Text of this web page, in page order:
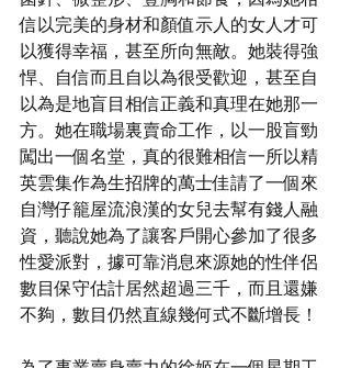
信以完美的身材和顏值示人的女人才可
以獲得幸福，甚至所向無敵。她裝得強
悍、自信而且自以為很受歡迎，甚至自
以為是地盲目相信正義和真理在她那一
方。她在職場裏賣命工作，以一股盲勁
闖出一個名堂，真的很難相信一所以精
英雲集作為生招牌的萬士佳請了一個來
自灣仔籠屋流浪漢的女兒去幫有錢人融
資，聽說她為了讓客戶開心參加了很多
性愛派對，據可靠消息來源她的性伴侶
數目保守估計居然超過三千，而且還嫌
不夠，數目仍然直線幾何式不斷增長！